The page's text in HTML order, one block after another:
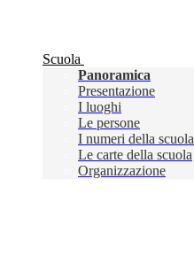
Scuola
Panoramica
Presentazione
I luoghi
Le persone
I numeri della scuola
Le carte della scuola
Organizzazione